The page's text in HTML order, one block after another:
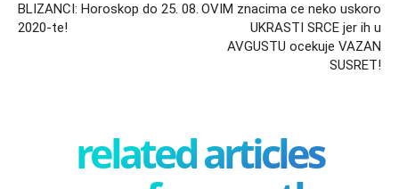
BLIZANCI: Horoskop do 25. 08.
2020-te!
OVIM znacima ce neko uskoro
UKRASTI SRCE jer ih u
AVGUSTU ocekuje VAZAN
SUSRET!
related articles